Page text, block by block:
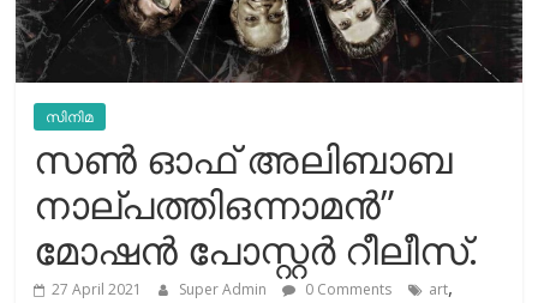
സിനിമ
സൺ ഓഫ്‌ അലിബാബ
നാല്പത്തിഒന്നാമൻ”
മോഷൻ പോസ്റ്റർ റീലീസ്.
27 April 2021 Super Admin 0 Comments art,